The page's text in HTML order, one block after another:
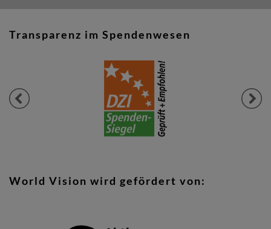
Transparenz im Spendenwesen
Previous Next
World Vision wird gefördert von: